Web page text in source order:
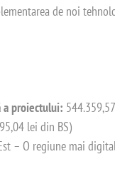
de noi
a proiectului:
lei din BS)
– O regiune mai